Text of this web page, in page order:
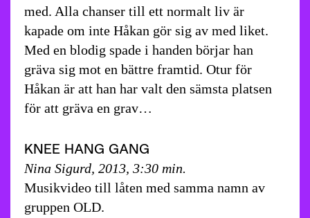
med. Alla chanser till ett normalt liv är
kapade om inte Håkan gör sig av med liket.
Med en blodig spade i handen börjar han
gräva sig mot en bättre framtid. Otur för
Håkan är att han har valt den sämsta platsen
för att gräva en grav…
KNEE HANG GANG
Nina Sigurd, 2013, 3:30 min.
Musikvideo till låten med samma namn av
gruppen OLD.